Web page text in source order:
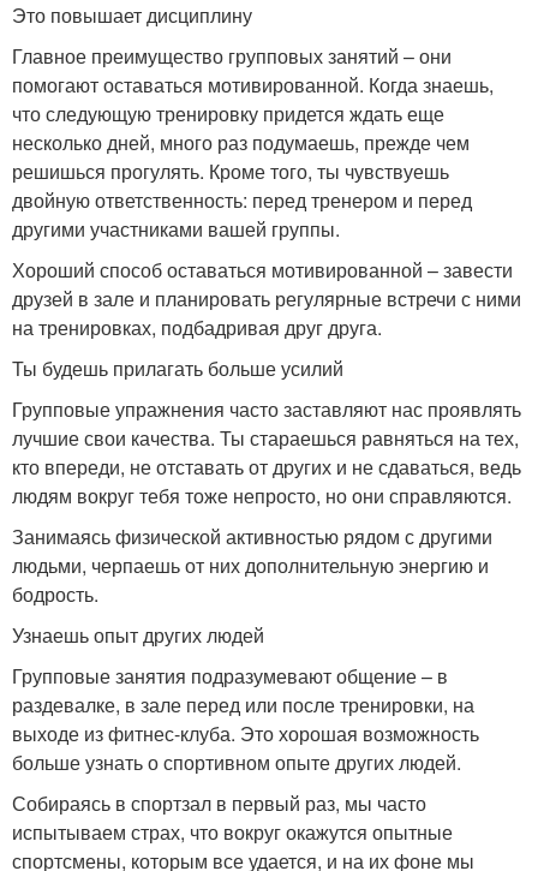
Это повышает дисциплину
Главное преимущество групповых занятий – они
помогают оставаться мотивированной. Когда знаешь,
что следующую тренировку придется ждать еще
несколько дней, много раз подумаешь, прежде чем
решишься прогулять. Кроме того, ты чувствуешь
двойную ответственность: перед тренером и перед
другими участниками вашей группы.
Хороший способ оставаться мотивированной – завести
друзей в зале и планировать регулярные встречи с ними
на тренировках, подбадривая друг друга.
Ты будешь прилагать больше усилий
Групповые упражнения часто заставляют нас проявлять
лучшие свои качества. Ты стараешься равняться на тех,
кто впереди, не отставать от других и не сдаваться, ведь
людям вокруг тебя тоже непросто, но они справляются.
Занимаясь физической активностью рядом с другими
людьми, черпаешь от них дополнительную энергию и
бодрость.
Узнаешь опыт других людей
Групповые занятия подразумевают общение – в
раздевалке, в зале перед или после тренировки, на
выходе из фитнес-клуба. Это хорошая возможность
больше узнать о спортивном опыте других людей.
Собираясь в спортзал в первый раз, мы часто
испытываем страх, что вокруг окажутся опытные
спортсмены, которым все удается, и на их фоне мы